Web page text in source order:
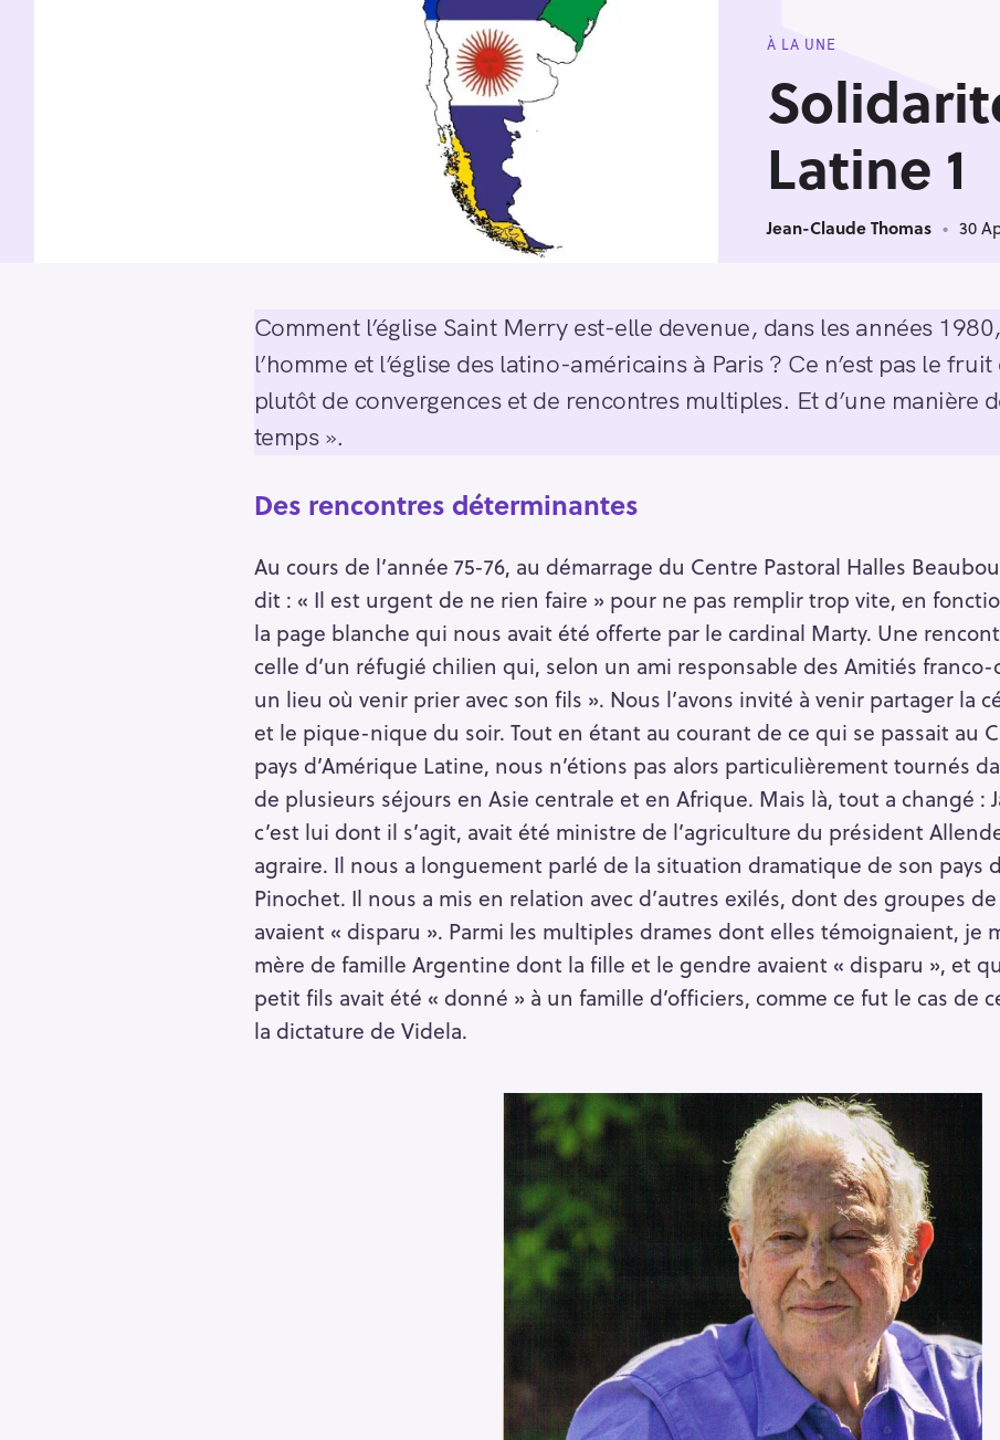
À LA UNE
Latine 1
Jean-Claude Thomas 30
Comment l’église Saint Merry est-elle devenue, dans les années
l’homme et l’église des latino-américains à Paris ? Ce n’est pas le
plutôt de convergences et de rencontres multiples. Et d’une manière
temps ».
Des rencontres déterminantes
Au cours de l’année 75-76, au démarrage du Centre Pastoral Halles
dit : « Il est urgent de ne rien faire » pour ne pas remplir trop vite, en
la page blanche qui nous avait été offerte par le cardinal Marty. Une
celle d’un réfugié chilien qui, selon un ami responsable des Amitiés
un lieu où venir prier avec son fils ». Nous l’avons invité à venir partager la
et le pique-nique du soir. Tout en étant au courant de ce qui se passait au
pays d’Amérique Latine, nous n’étions pas alors particulièrement tournés
de plusieurs séjours en Asie centrale et en Afrique. Mais là, tout a changé :
c’est lui dont il s’agit, avait été ministre de l’agriculture du président
agraire. Il nous a longuement parlé de la situation dramatique de son pays
Pinochet. Il nous a mis en relation avec d’autres exilés, dont des groupes
avaient « disparu ». Parmi les multiples drames dont elles témoignaient, je
mère de famille Argentine dont la fille et le gendre avaient « disparu », et
petit fils avait été « donné » à un famille d’officiers, comme ce fut le cas de
la dictature de Videla.